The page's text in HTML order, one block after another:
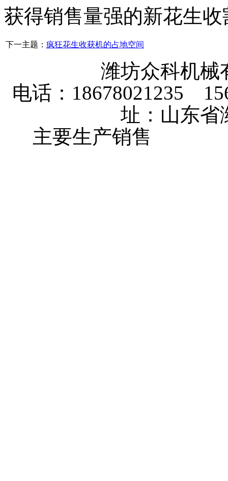
获得销售量强的新花生
下一主题： 疯狂花生收获机的占地空间
潍坊众科机
电话：18678021235
址：山东省
主要生产销售